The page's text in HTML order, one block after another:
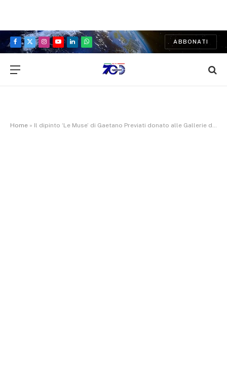
Facebook
X
Instagram
YouTubeLinkedInWhatsApp
ABBONATI
Home » Il dipinto ‘Le Muse’ di Gaetano Previati donato alle Gallerie d’Arte moderna e contemporanea di Ferrara